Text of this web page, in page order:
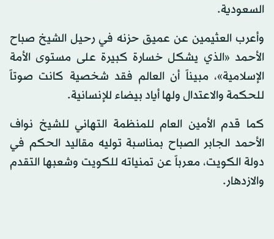
السعودية.
وأعرب العثيمين عن عميق حزنه في رحيل الشيخ صباح
الأحمد «الذي يشكل خسارة كبيرة على مستوى الأمة
الإسلامية»، مبيناً أن العالم فقد شخصية كانت صوتاً
للحكمة والاعتدال ولها أياد بيضاء للإنسانية.
كما قدم الأمين العام للمنظمة التهاني للشيخ نواف
الأحمد الجابر الصباح بمناسبة توليه مقاليد الحكم في
دولة الكويت، معرباً عن تمنياته للكويت وشعبها التقدم
والازدهار.